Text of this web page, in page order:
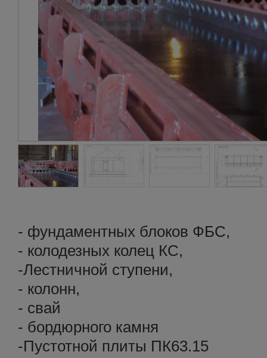
- фундаментных блоков ФБС,
- колодезных колец КС,
-Лестничной ступени,
- колонн,
- свай
- бордюрного камня
-Пустотной плиты ПК63.15